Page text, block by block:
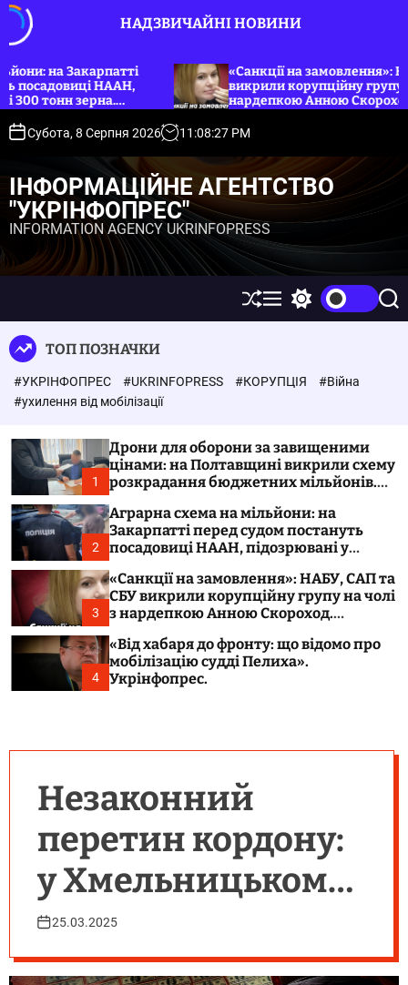
т
с
НАДЗВИЧАЙНІ НОВИНИ
«Санкції на замовлення»: НАБУ, САП та СБУ
викрили корупційну групу на чолі з
нардепкою Анною Скороход. Укрінфопрес.
Субота, 8 Серпня 2026 11 :08:27 PM
ІНФОРМАЦІЙНЕ АГЕНТСТВО
"УКРІНФОПРЕС"
INFORMATION AGENCY UKRINFOPRESS
П
е
а
а
т
и
М
е е
и
к
о
л
ь
р
о
в
г
о
р
ж
и
П
о
ТОП ПОЗНАЧКИ
#УКРІНФОПРЕС #UKRINFOPRESS #КОРУПЦІЯ
#Війна
#ухилення від мобілізації
1
Дрони для оборони за завищеними
цінами: на Полтавщині викрили схему
розкрадання бюджетних мільйонів.
2
Аграрна схема на мільйони: на
Закарпатті перед судом постануть
посадовиці НААН, підозрювані у
3
«Санкції на замовлення»: НАБУ, САП та
СБУ викрили корупційну групу на чолі
з нардепкою Анною Скороход.
4
«Від хабаря до фронту: що відомо про
мобілізацію судді Пелиха».
Укрінфопрес.
Незаконний
перетин кордону:
у Хмельницькому
затримано
адвоката
25.03.2025